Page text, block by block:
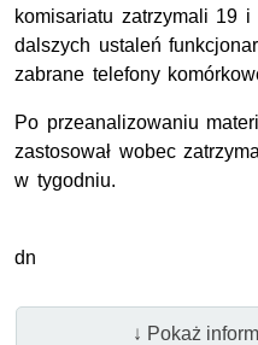
komisariatu zatrzymali 19
dalszych ustaleń
zabrane telefony
Po przeanalizowaniu
zastosował wobec
w tygodniu.
dn
↓ Pokaż